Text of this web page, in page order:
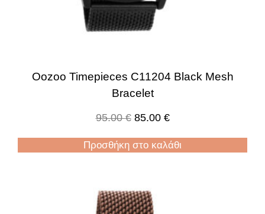
Oozoo Timepieces C11204 Black Mesh
Bracelet
95.00€ 85.00 €
Προσθήκη στο καλάθι